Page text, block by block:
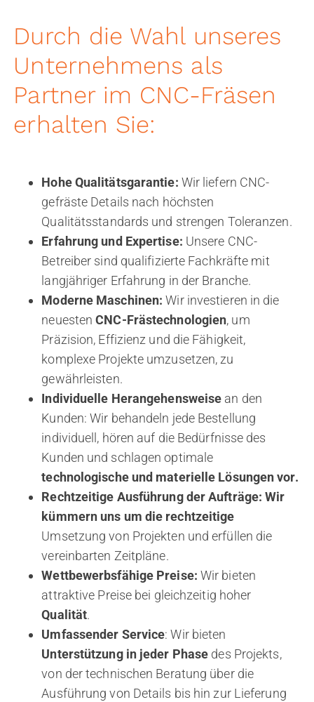
Durch die Wahl unseres
Unternehmens als
Partner im CNC-Fräsen
erhalten Sie:
Hohe Qualitätsgarantie: Wir liefern CNC-
gefräste Details nach höchsten
Qualitätsstandards und strengen Toleranzen.
Erfahrung und Expertise: Unsere CNC-
Betreiber sind qualifizierte Fachkräfte mit
langjähriger Erfahrung in der Branche.
Moderne Maschinen: Wir investieren in die
neuestenCNC-Frästechnologien, um
Präzision, Effizienz und die Fähigkeit,
komplexe Projekte umzusetzen, zu
gewährleisten.
Individuelle Herangehensweise an den
Kunden: Wir behandeln jede Bestellung
individuell, hören auf die Bedürfnisse des
Kunden und schlagen optimale
technologische und materielle Lösungen vor.
Rechtzeitige Ausführung der Aufträge: Wir
kümmern uns um die rechtzeitige
Umsetzung von Projekten und erfüllen die
vereinbarten Zeitpläne.
Wettbewerbsfähige Preise: Wir bieten
attraktive Preise bei gleichzeitig hoher
Qualität.
Umfassender Service: Wir bieten
Unterstützung in jeder Phase des Projekts,
von der technischen Beratung über die
Ausführung von Details bis hin zur Lieferung